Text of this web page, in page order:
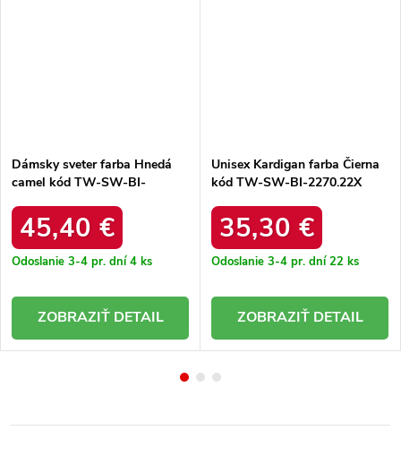
Dámsky sveter farba Hnedá
camel kód TW-SW-BI-
45,40 €
Odoslanie 3-4 pr. dní4 ks
DETAIL
Unisex Kardigan farba Čierna
kód TW-SW-BI-2270.22X
35,30 €
Odoslanie 3-4 pr. dní22 ks
DETAIL